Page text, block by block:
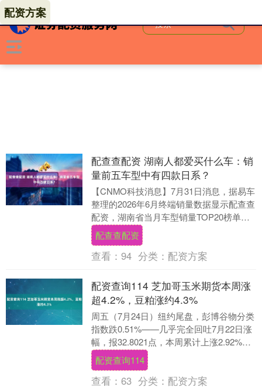
配资方案
配查查配资 湖南人都爱买什么车：销
量前五车型中有四款日系？
【CNMO科技消息】7月31日消息，据易车
整理的2026年6月终端销量数据显示配查查
配资，湖南省当月车型销量TOP20榜单
中，日产轩逸以1255辆的成绩稳居第一....
配查查配资
查看： 94 分类： 配资方案
配资查询114 芝加哥玉米期货本周涨
超4.2%，豆粕涨约4.3%
周五（7月24日）纽约尾盘，彭博谷物分类
指数跌0.51%——几乎完全回吐7月22日涨
幅，报32.8021点，本周累计上涨2.92%。
本周，CBOT玉米期货累涨....
配资查询114
查看： 63 分类： 配资方案